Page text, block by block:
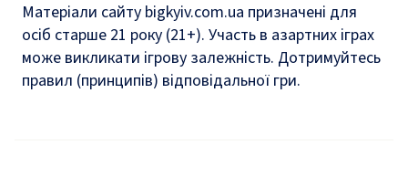
Матеріали сайту bigkyiv.com.ua призначені для
осіб старше 21 року (21+). Участь в азартних іграх
може викликати ігрову залежність. Дотримуйтесь
правил (принципів) відповідальної гри.